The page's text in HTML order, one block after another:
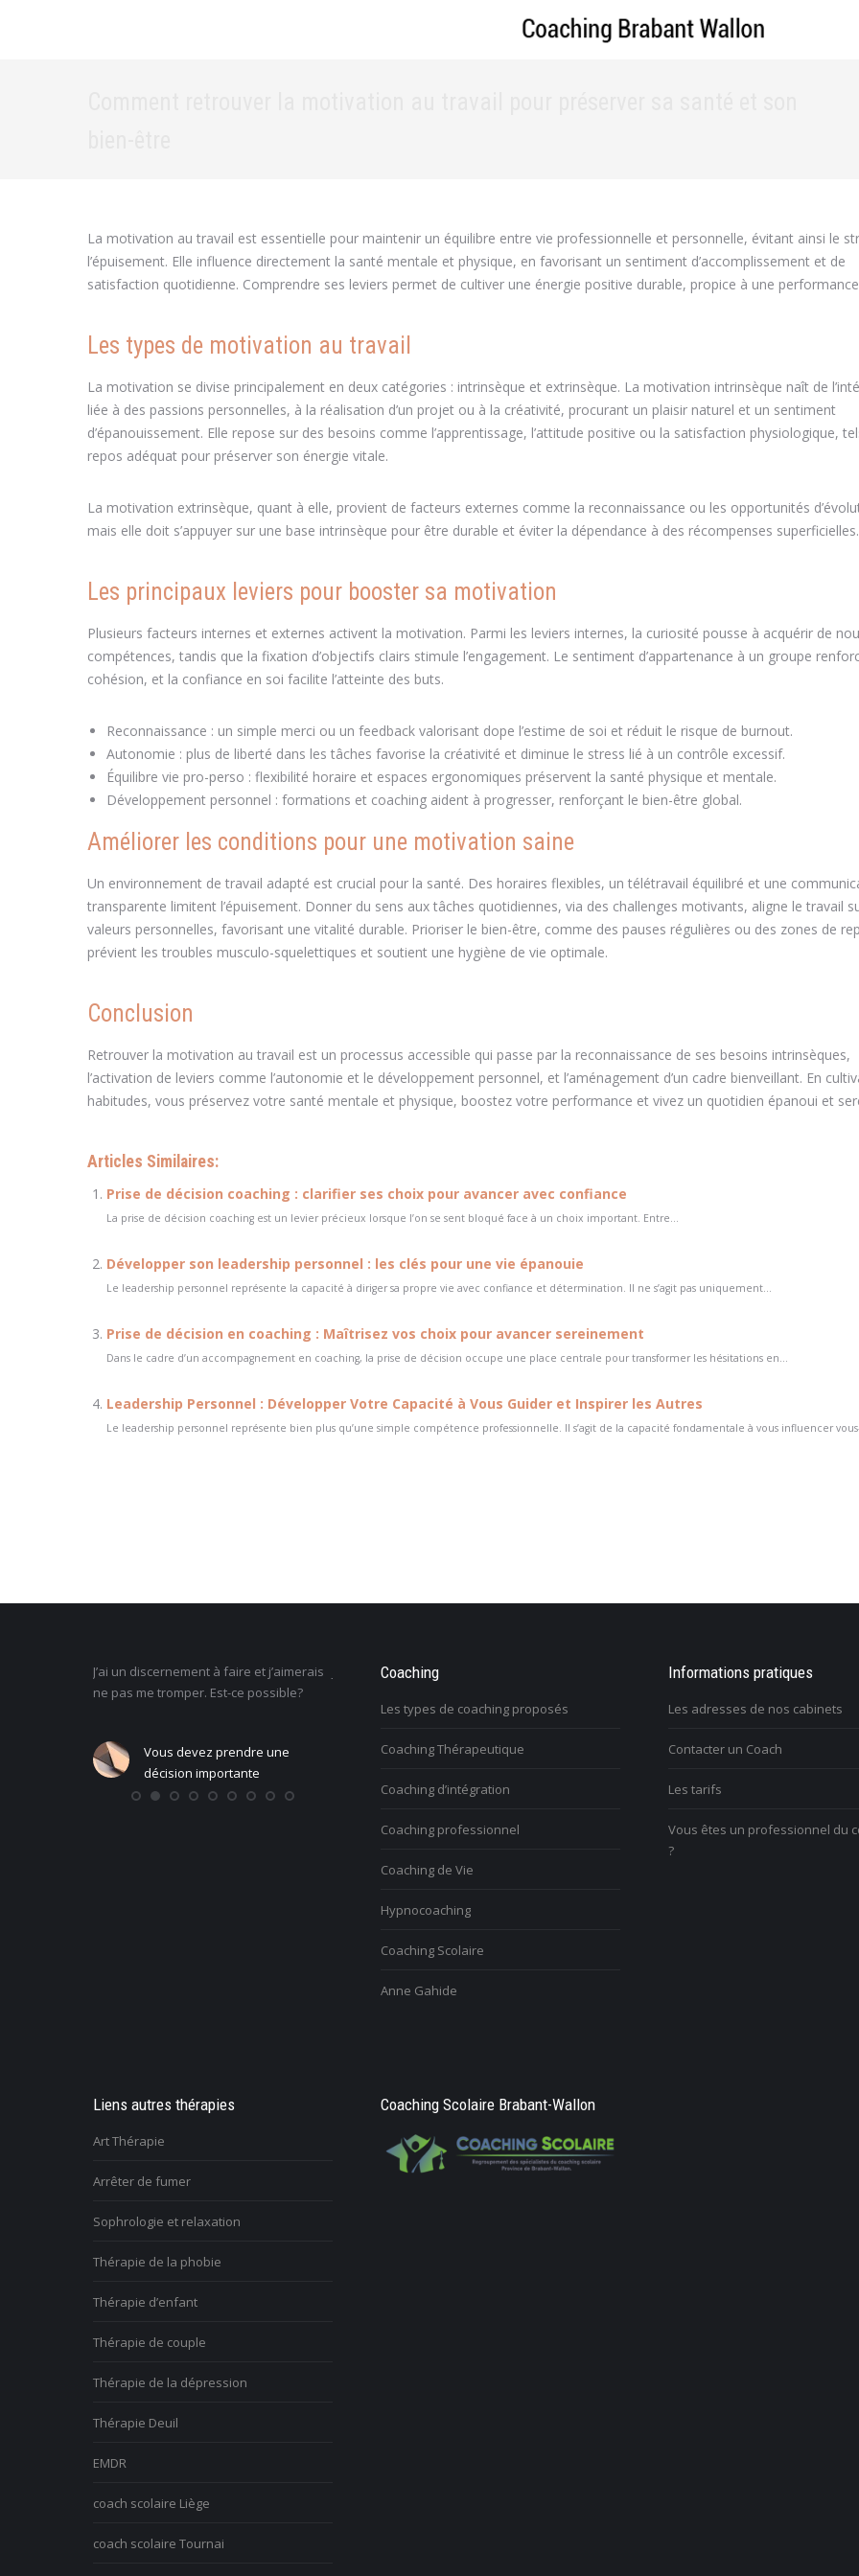
La motivation au travail est essentielle pour maintenir un équilibre entre vie professionnelle et personnelle, évitant ainsi le
l’épuisement. Elle influence directement la santé mentale et physique, en favorisant un sentiment d’accomplissement et de
satisfaction quotidienne. Comprendre ses leviers permet de cultiver une énergie positive durable, propice à une
Les types de motivation au travail
La motivation se divise principalement en deux catégories : intrinsèque et extrinsèque. La motivation intrinsèque naît de
liée à des passions personnelles, à la réalisation d’un projet ou à la créativité, procurant un plaisir naturel et un sentiment
d’épanouissement. Elle repose sur des besoins comme l’apprentissage, l’attitude positive ou la satisfaction physiologique,
repos adéquat pour préserver son énergie vitale.
La motivation extrinsèque, quant à elle, provient de facteurs externes comme la reconnaissance ou les opportunités
mais elle doit s’appuyer sur une base intrinsèque pour être durable et éviter la dépendance à des récompenses superficielles.
Les principaux leviers pour booster sa motivation
Plusieurs facteurs internes et externes activent la motivation. Parmi les leviers internes, la curiosité pousse à acquérir de
compétences, tandis que la fixation d’objectifs clairs stimule l’engagement. Le sentiment d’appartenance à un groupe
cohésion, et la confiance en soi facilite l’atteinte des buts.
Reconnaissance : un simple merci ou un feedback valorisant dope l’estime de soi et réduit le risque de burnout.
Autonomie : plus de liberté dans les tâches favorise la créativité et diminue le stress lié à un contrôle excessif.
Équilibre vie pro-perso : flexibilité horaire et espaces ergonomiques préservent la santé physique et mentale.
Développement personnel : formations et coaching aident à progresser, renforçant le bien-être global.
Améliorer les conditions pour une motivation saine
Un environnement de travail adapté est crucial pour la santé. Des horaires flexibles, un télétravail équilibré et une
transparente limitent l’épuisement. Donner du sens aux tâches quotidiennes, via des challenges motivants, aligne le travail
valeurs personnelles, favorisant une vitalité durable. Prioriser le bien-être, comme des pauses régulières ou des zones de
prévient les troubles musculo-squelettiques et soutient une hygiène de vie optimale.
Conclusion
Retrouver la motivation au travail est un processus accessible qui passe par la reconnaissance de ses besoins intrinsèques,
l’activation de leviers comme l’autonomie et le développement personnel, et l’aménagement d’un cadre bienveillant. En
habitudes, vous préservez votre santé mentale et physique, boostez votre performance et vivez un quotidien épanoui et
Articles Similaires:
Prise de décision coaching : clarifier ses choix pour avancer avec confiance
La prise de décision coaching est un levier précieux lorsque l’on se sent bloqué face à un choix important. Entre...
Développer son leadership personnel : les clés pour une vie épanouie
Le leadership personnel représente la capacité à diriger sa propre vie avec confiance et détermination. Il ne s’agit pas uniquement...
Prise de décision en coaching : Maîtrisez vos choix pour avancer sereinement
Dans le cadre d’un accompagnement en coaching, la prise de décision occupe une place centrale pour transformer les hésitations en...
Leadership Personnel : Développer Votre Capacité à Vous Guider et Inspirer les Autres
Le leadership personnel représente bien plus qu’une simple compétence professionnelle. Il s’agit de la capacité fondamentale à vous influencer
J’ai un discernement à faire et j’aimerais
ne pas me tromper. Est-ce possible?
Vous devez prendre une
décision importante
Je ne sais pas ce que je veux faire dans
Vous voulez trouver votre voix
Une tuile m’est tombée dessus et j’ai
personnelle
On
issue?
Coaching
Les types de coaching proposés
Coaching Thérapeutique
Coaching d’intégration
Coaching professionnel
Coaching de Vie
Hypnocoaching
Coaching Scolaire
Anne Gahide
Informations pratiques
Les adresses de nos cabinets
Contacter un Coach
Les tarifs
Vous êtes un professionnel du
?
Liens autres thérapies
Art Thérapie
Arrêter de fumer
Sophrologie et relaxation
Thérapie de la phobie
Thérapie d’enfant
Thérapie de couple
Thérapie de la dépression
Thérapie Deuil
EMDR
coach scolaire Liège
coach scolaire Tournai
Coaching Scolaire Brabant-Wallon